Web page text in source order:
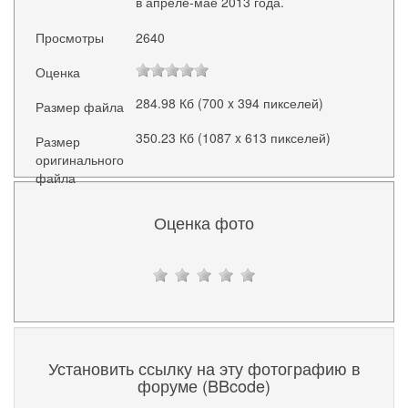
Просмотры
2640
Оценка
Размер файла
284.98 Кб (700 x 394 пикселей)
Размер
оригинального
файла
350.23 Кб (1087 x 613 пикселей)
Оценка фото
Установить ссылку на эту фотографию в
форуме (BBcode)